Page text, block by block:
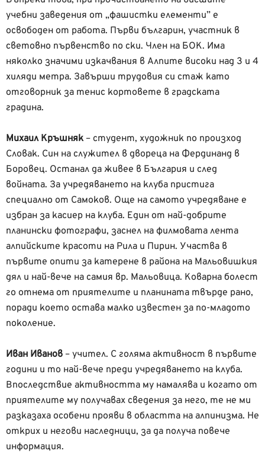
учебни заведения от „фашистки елементи” е
освободен от работа. Първи българин, участник в
световно първенство по ски. Член на БОК. Има
няколко значими изкачвания в Алпите високи над 3 и 4
хиляди метра. Завърши трудовия си стаж като
отговорник за тенис кортовете в градската
градина.
Михаил Кръшняк– студент, художник по произход
Словак. Син на служител в двореца на Фердинанд в
Боровец. Останал да живее в България и след
войната. За учредяването на клуба пристига
специално от Самоков. Още на самото учредяване е
избран за касиер на клуба. Един от най-добрите
планински фотографи, заснел на филмовата лента
алпийските красоти на Рила и Пирин. Участва в
първите опити за катерене в района на Мальовишкия
дял и най-вече на самия вр. Мальовица. Коварна болест
го отнема от приятелите и планината твърде рано,
поради което остава малко известен за по-младото
поколение.
Иван Иванов – учител. С голяма активност в първите
години и то най-вече преди учредяването на клуба.
Впоследствие активността му намалява и когато от
приятелите му получавах сведения за него, те не ми
разказаха особени прояви в областта на алпинизма. Не
открих и негови наследници, за да получа повече
информация.